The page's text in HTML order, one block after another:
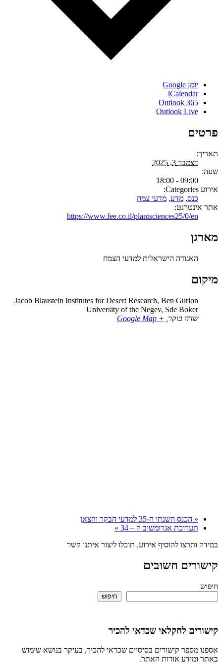
iCalendar
Outlook 365
Outlook Live
מדע,מדעי צמח
https://www.fee.co.il/plantsciences25/0/en
האגודה הישראלית למדעי הצמח
Jacob Blaustein Institutes for Desert Research, Ben Gurion
University of the Negev, Sde Boker
שדה בוקר,
+ Google Map
הכנס השנתי ה-35 למדעי הבקר והצאן
תערוכת אגרומשוב ה – 34
»
להוסיף אירוע, תוכלו ליצור איתנו קשר
חשובים
לחקלאי שכדאי להכיר
מספר קישורים בסיסיים שכדאי להכיר, בעיקר בנושא שימוש
אודות האתר.